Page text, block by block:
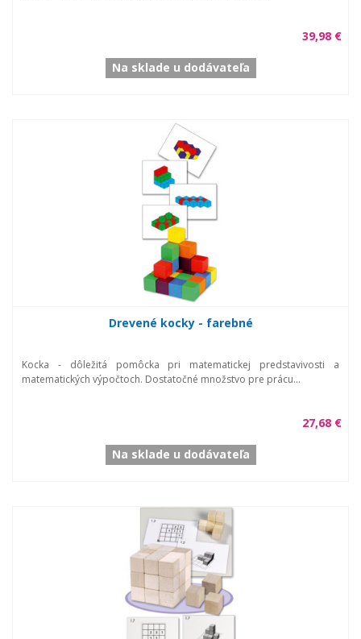
39,98 €
Na sklade u dodávateľa
Drevené kocky - farebné
Kocka - dôležitá pomôcka pri matematickej predstavivosti a
matematických výpočtoch. Dostatočné množstvo pre prácu...
27,68 €
Na sklade u dodávateľa